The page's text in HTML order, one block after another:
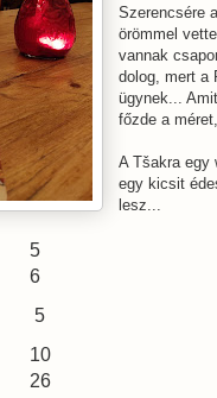
Szerencsére
örömmel
vannak
dolog, mert a
ügynek...
főzde a
A Tšakra egy
egy kicsit
lesz...
5
6
5
10
26